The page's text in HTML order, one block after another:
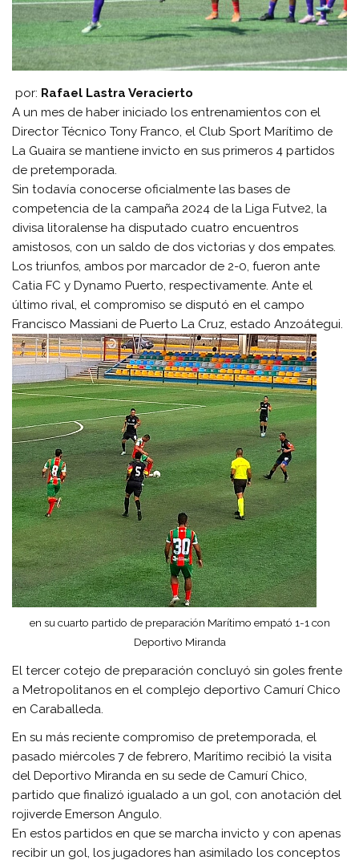
por: Rafael Lastra Veracierto
A un mes de haber iniciado los entrenamientos con el
Director Técnico Tony Franco, el Club Sport Marítimo de
La Guaira se mantiene invicto en sus primeros 4 partidos
de pretemporada.
Sin todavía conocerse oficialmente las bases de
competencia de la campaña 2024 de la Liga Futve2, la
divisa litoralense ha disputado cuatro encuentros
amistosos, con un saldo de dos victorias y dos empates.
Los triunfos, ambos por marcador de 2-0, fueron ante
Catia FC y Dynamo Puerto, respectivamente. Ante el
último rival, el compromiso se disputó en el campo
Francisco Massiani de Puerto La Cruz, estado Anzoátegui.
en su cuarto partido de preparación Marítimo empató 1-1 con
Deportivo Miranda
El tercer cotejo de preparación concluyó sin goles frente
a Metropolitanos en el complejo deportivo Camurí Chico
en Caraballeda.
En su más reciente compromiso de pretemporada, el
pasado miércoles 7 de febrero, Marítimo recibió la visita
del Deportivo Miranda en su sede de Camurí Chico,
partido que finalizó igualado a un gol, con anotación del
rojiverde Emerson Angulo.
En estos partidos en que se marcha invicto y con apenas
recibir un gol, los jugadores han asimilado los conceptos